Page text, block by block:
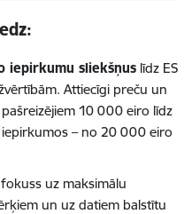
iepirkumu sliekšņus līdz ES
Attiecīgi preču un
10 000 eiro līdz
– no 20 000 eiro
uz maksimālu
un uz datiem balstītu